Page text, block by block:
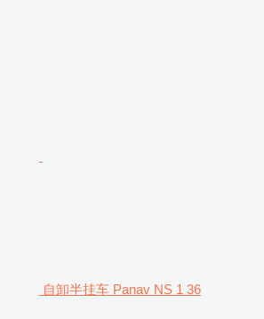
自卸半挂车 Panav NS 1 36